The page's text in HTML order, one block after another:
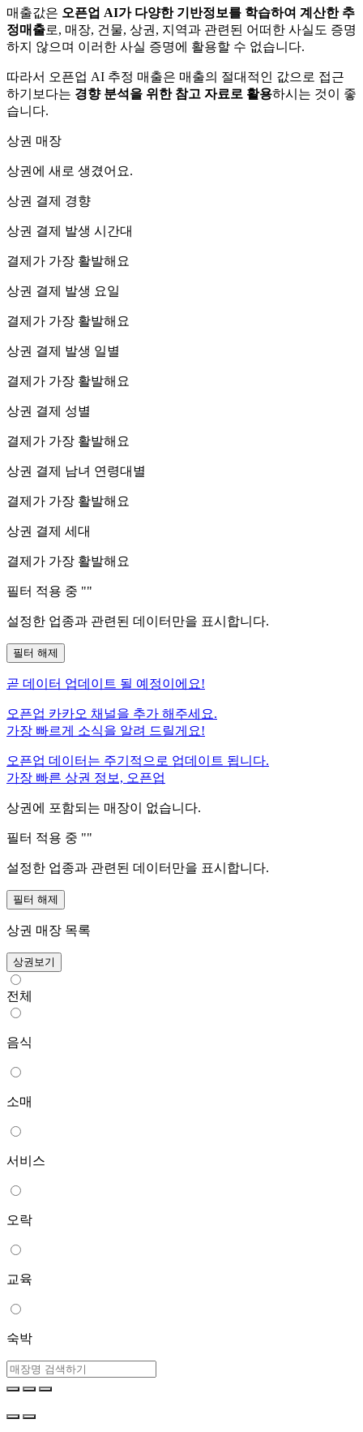
매출값은 오픈업 AI가 다양한 기반정보를 학습하여 계산한 추
정매출로, 매장, 건물, 상권, 지역과 관련된 어떠한 사실도 증명
하지 않으며 이러한 사실 증명에 활용할 수 없습니다.
따라서 오픈업 AI 추정 매출은 매출의 절대적인 값으로 접근
하기보다는 경향 분석을 위한 참고 자료로 활용하시는 것이 좋
습니다.
상권 매장
상권에 새로 생겼어요.
상권 결제 경향
상권 결제 발생 시간대
결제가 가장 활발해요
상권 결제 발생 요일
결제가 가장 활발해요
상권 결제 발생 일별
결제가 가장 활발해요
상권 결제 성별
결제가 가장 활발해요
상권 결제 남녀 연령대별
결제가 가장 활발해요
상권 결제 세대
결제가 가장 활발해요
필터 적용 중 ""
설정한 업종과 관련된 데이터만을 표시합니다.
필터 해제
곧 데이터 업데이트 될 예정이에요!
오픈업 카카오 채널을 추가 해주세요.
가장 빠르게 소식을 알려 드릴게요!
오픈업 데이터는 주기적으로 업데이트 됩니다.
가장 빠른 상권 정보, 오픈업
상권에 포함되는 매장이 없습니다.
필터 적용 중 ""
설정한 업종과 관련된 데이터만을 표시합니다.
필터 해제
상권 매장 목록
상권보기
전체
음식
소매
서비스
오락
교육
숙박